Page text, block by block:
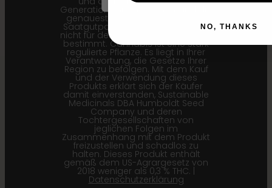
Generationsinformationen sind die
genauesten für unsere aktuellen
Saatgutpartien. Dieses Produkt ist
nicht für den menschlichen Verzehr
bestimmt. Cannabis ist eine stark
regulierte Pflanze. Es liegt in Ihrer
Verantwortung, die Gesetze Ihrer
Region zu befolgen. Mit dem Kauf
und der Verwendung dieses
Produkts erklärt sich der Käufer
damit einverstanden, Sustainable
Medicinals DBA Humboldt Seed
Company und deren
Tochtergesellschaften von
jeglichen Folgen im
Zusammenhang mit dem Produkt
freizustellen und schadlos zu
halten. Dieses Produkt enthält
gemäß dem US-Agrargesetz von
2018 weniger als 0,3 % THC. |
Datenschutzerklärung
NO, THANKS